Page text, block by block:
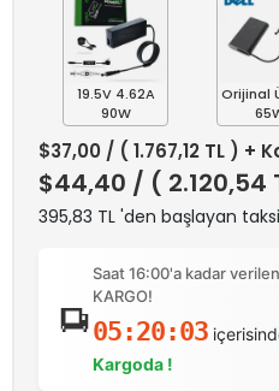
19.5V 4.62A
90W
Orijinal
$37,00 / ( 1.767,12 TL ) +
$44,40 / ( 2.120,54
395,83 TL 'den başlayan
Saat 16:00'a kadar
KARGO!
05:20:03
Kargoda !